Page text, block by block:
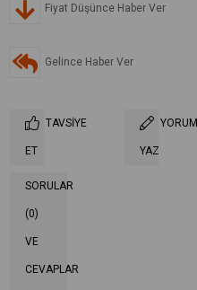
Fiyat Düşünce Haber Ver
Gelince Haber Ver
TAVSIYE
ET
YORUM
YAZ
SORULAR
(0)
VE
CEVAPLAR